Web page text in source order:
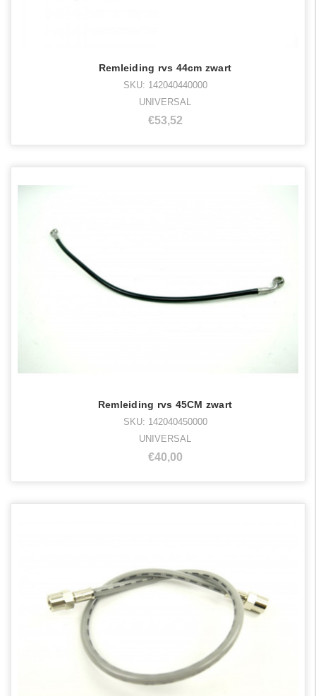
Remleiding rvs 44cm zwart
SKU: 142040440000
UNIVERSAL
€53,52
Remleiding rvs 45CM zwart
SKU: 142040450000
UNIVERSAL
€40,00